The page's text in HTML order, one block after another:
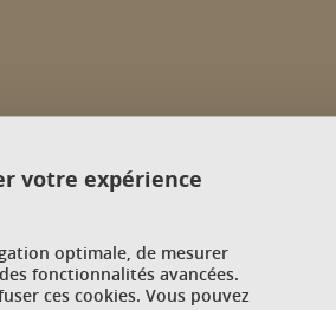
votre expérience
optimale, de mesurer
fonctionnalités avancées.
ces cookies. Vous pouvez